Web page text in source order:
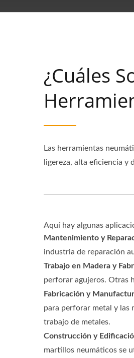
Gison
¿Cuáles
Las herramientas
ligereza, alta eficiencia y
Aquí hay algunas
Mantenimiento y
industria de reparación
Trabajo en Madera y
perforar agujeros. Otras
Fabricación y
para perforar metal y las
trabajo de metales.
Construcción y
martillos neumáticos se